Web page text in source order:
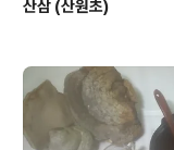
산삼 (산원초)